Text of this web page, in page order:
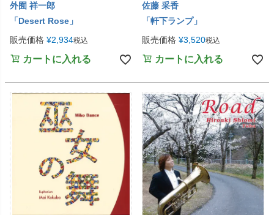
外囿 祥一郎
「Desert Rose」
販売価格 ¥2,934税込
カートに入れる
佐藤 采香
「軒下ランプ」
販売価格 ¥3,520税込
カートに入れる